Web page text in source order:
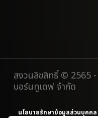
สงวนลิขสิทธิ์ © 2565
บอร์นทูเดฟ จำกัด
นโยบายรักษาข้อมูลส่วนบุคคล